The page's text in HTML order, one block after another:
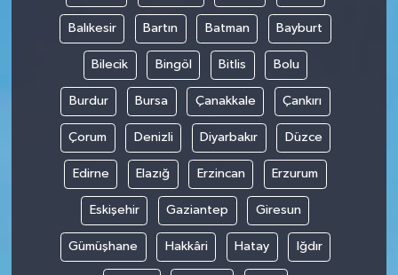
Balıkesir Bartın Batman Bayburt
Bilecik Bingöl Bitlis Bolu
Burdur Bursa Çanakkale Çankırı
Çorum Denizli Diyarbakır Düzce
Edirne Elazığ Erzincan Erzurum
Eskişehir Gaziantep Giresun
Gümüşhane Hakkâri Hatay Iğdır